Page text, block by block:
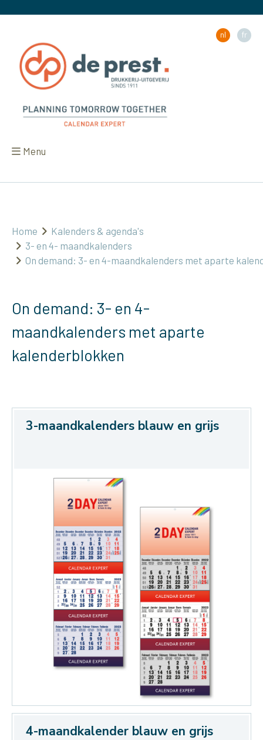
nl fr
Menu
Home
Kalenders & agenda's
3- en 4- maandkalenders
On demand: 3- en 4-maandkalenders met aparte
On demand: 3- en 4-
maandkalenders met aparte
kalenderblokken
3-maandkalenders blauw en grijs
4-maandkalender blauw en grijs